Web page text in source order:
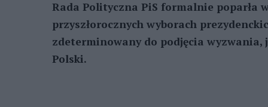
Rada Polityczna PiS formalnie poparła
przyszłorocznych wyborach
zdeterminowany do podjęcia wyzwania,
Polski.